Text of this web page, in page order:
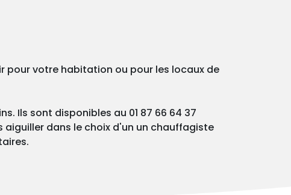
pour votre habitation ou pour les locaux de
Ils sont disponibles au 01 87 66 64 37
dans le choix d'un un chauffagiste